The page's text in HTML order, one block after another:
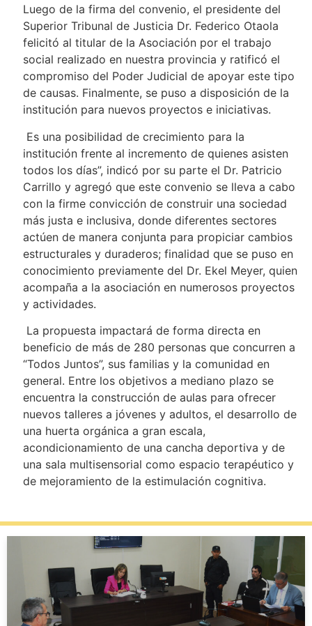
Luego de la firma del convenio, el presidente del
Superior Tribunal de Justicia Dr. Federico Otaola
felicitó al titular de la Asociación por el trabajo
social realizado en nuestra provincia y ratificó el
compromiso del Poder Judicial de apoyar este tipo
de causas. Finalmente, se puso a disposición de la
institución para nuevos proyectos e iniciativas.
Es una posibilidad de crecimiento para la
institución frente al incremento de quienes asisten
todos los días”, indicó por su parte el Dr. Patricio
Carrillo y agregó que este convenio se lleva a cabo
con la firme convicción de construir una sociedad
más justa e inclusiva, donde diferentes sectores
actúen de manera conjunta para propiciar cambios
estructurales y duraderos; finalidad que se puso en
conocimiento previamente del Dr. Ekel Meyer, quien
acompaña a la asociación en numerosos proyectos
y actividades.
La propuesta impactará de forma directa en
beneficio de más de 280 personas que concurren a
“Todos Juntos”, sus familias y la comunidad en
general. Entre los objetivos a mediano plazo se
encuentra la construcción de aulas para ofrecer
nuevos talleres a jóvenes y adultos, el desarrollo de
una huerta orgánica a gran escala,
acondicionamiento de una cancha deportiva y de
una sala multisensorial como espacio terapéutico y
de mejoramiento de la estimulación cognitiva.